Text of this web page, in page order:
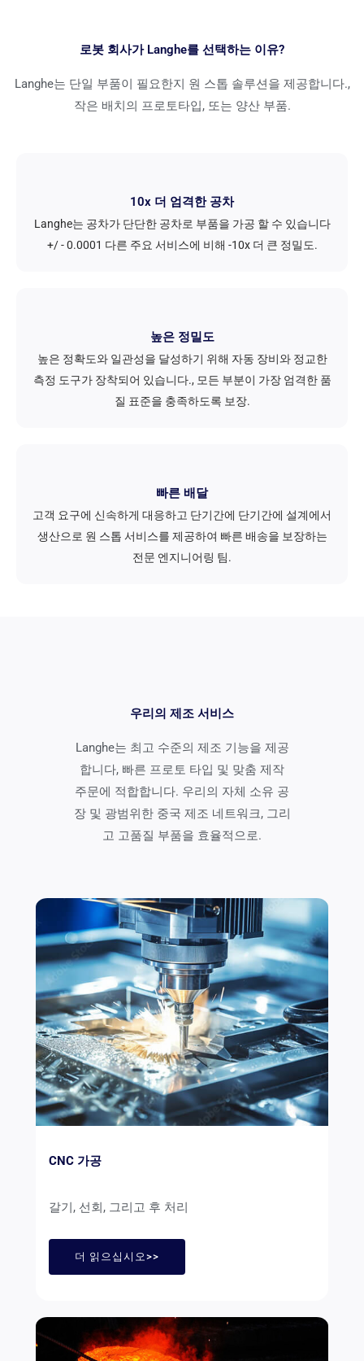
로봇 회사가 Langhe를 선택하는 이유?
Langhe는 단일 부품이 필요한지 원 스톱 솔루션을 제공합니다.,
작은 배치의 프로토타입, 또는 양산 부품.
10x 더 엄격한 공차
Langhe는 공차가 단단한 공차로 부품을 가공 할 수 있습니다
+/ - 0.0001 다른 주요 서비스에 비해 -10x 더 큰 정밀도.
높은 정밀도
높은 정확도와 일관성을 달성하기 위해 자동 장비와 정교한
측정 도구가 장착되어 있습니다., 모든 부분이 가장 엄격한 품
질 표준을 충족하도록 보장.
빠른 배달
고객 요구에 신속하게 대응하고 단기간에 단기간에 설계에서
생산으로 원 스톱 서비스를 제공하여 빠른 배송을 보장하는
전문 엔지니어링 팀.
우리의 제조 서비스
Langhe는 최고 수준의 제조 기능을 제공
합니다, 빠른 프로토 타입 및 맞춤 제작
주문에 적합합니다. 우리의 자체 소유 공
장 및 광범위한 중국 제조 네트워크, 그리
고 고품질 부품을 효율적으로.
CNC 가공
갈기, 선회, 그리고 후 처리
더 읽으십시오>>